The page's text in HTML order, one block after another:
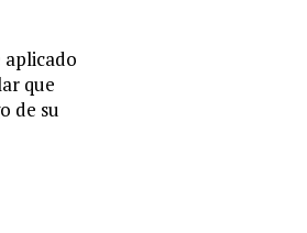
que
de su